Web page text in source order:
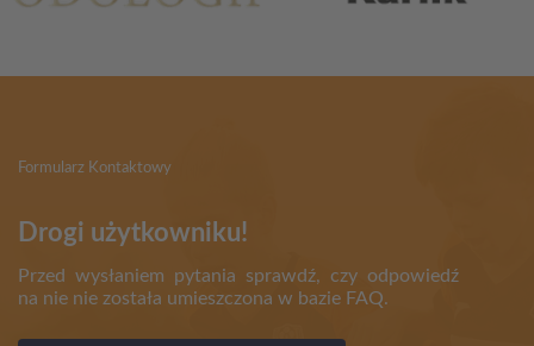
Formularz Kontaktowy
Drogi użytkowniku!
Przed wysłaniem pytania sprawdź, czy odpowiedź
na nie nie została umieszczona w bazie FAQ.